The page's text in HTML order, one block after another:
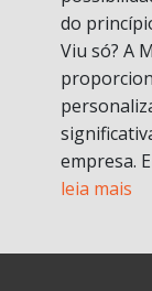
do
Viu só? A
empresa.
leia mais